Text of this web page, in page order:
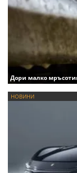
Дори малко
НОВИНИ